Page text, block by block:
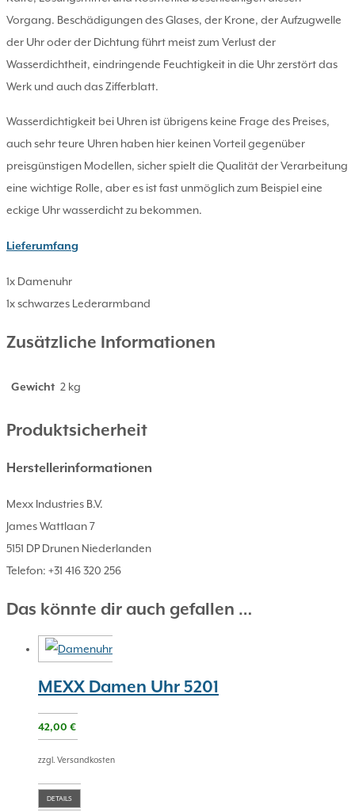
Vorgang. Beschädigungen des Glases, der Krone, der Aufzugwelle
der Uhr oder der Dichtung führt meist zum Verlust der
Wasserdichtheit, eindringende Feuchtigkeit in die Uhr zerstört das
Werk und auch das Zifferblatt.
Wasserdichtigkeit bei Uhren ist übrigens keine Frage des Preises,
auch sehr teure Uhren haben hier keinen Vorteil gegenüber
preisgünstigen Modellen, sicher spielt die Qualität der Verarbeitung
eine wichtige Rolle, aber es ist fast unmöglich zum Beispiel eine
eckige Uhr wasserdicht zu bekommen.
Lieferumfang
1x Damenuhr
1x schwarzes Lederarmband
Zusätzliche Informationen
Gewicht 2 kg
Produktsicherheit
Herstellerinformationen
Mexx Industries B.V.
James Wattlaan 7
5151 DP Drunen Niederlanden
Telefon: +31 416 320 256
Das könnte dir auch gefallen …
MEXX Damen Uhr 5201
42,00 €
zzgl. Versandkosten
DETAILS